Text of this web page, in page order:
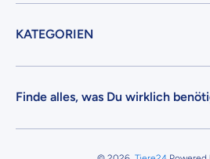
KATEGORIEN
Finde alles, was Du wirklich